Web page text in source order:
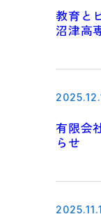
教育と
沼津高
有限会
らせ